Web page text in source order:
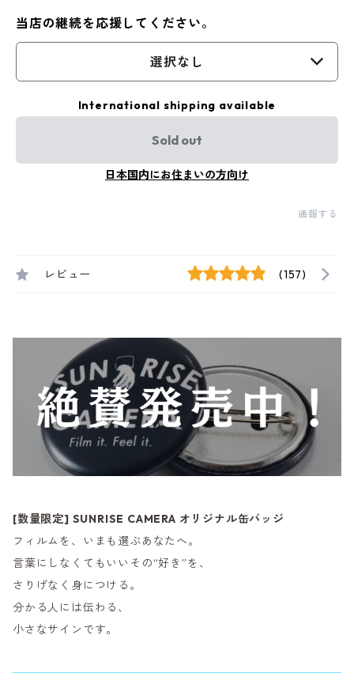
当店の継続を応援してください。
選択なし
International shipping available
Sold out
日本国内にお住まいの方向け
通報する
レビュー (157)
[数量限定] SUNRISE CAMERA オリジナル缶バッジ
フィルムを、いまも選ぶあなたへ。
言葉にしなくてもいいその“好き”を、
さりげなく身につける。
分かる人には伝わる、
小さなサインです。